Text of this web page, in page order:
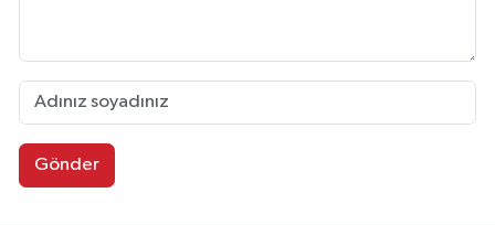
Gönder